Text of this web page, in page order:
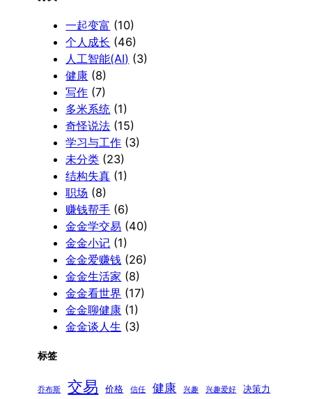
一起变富 (10)
个人成长 (46)
人工智能(AI) (3)
健康 (8)
写作 (7)
多米系统 (1)
奇怪说法 (15)
学习与工作 (3)
未分类 (23)
结构失真 (1)
职场 (8)
赚钱帮手 (6)
金金学交易 (40)
金金小记 (1)
金金爱赚钱 (26)
金金生活家 (8)
金金看世界 (17)
金金聊健康 (1)
金金谈人生 (3)
标签
乔布斯 交易 价格 信任 健康 兴趣 兴趣爱好 决策力